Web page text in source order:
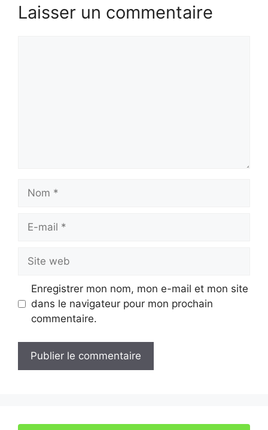
Laisser un commentaire
Nom
Site
web
Enregistrer mon nom, mon e-mail et mon site
dans le navigateur pour mon prochain
commentaire.